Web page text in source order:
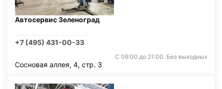
Автосервис Зеленоград
+7 (495) 431-00-33
С 09:00 до 21:00. Без выходных
Сосновая аллея, 4, стр. 3